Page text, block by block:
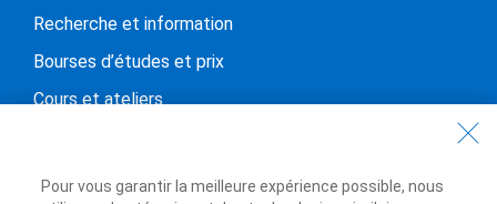
Recherche et information
Bourses d’études et prix
Cours et ateliers
À propos de RBC
Pour vous garantir la meilleure expérience possible, nous